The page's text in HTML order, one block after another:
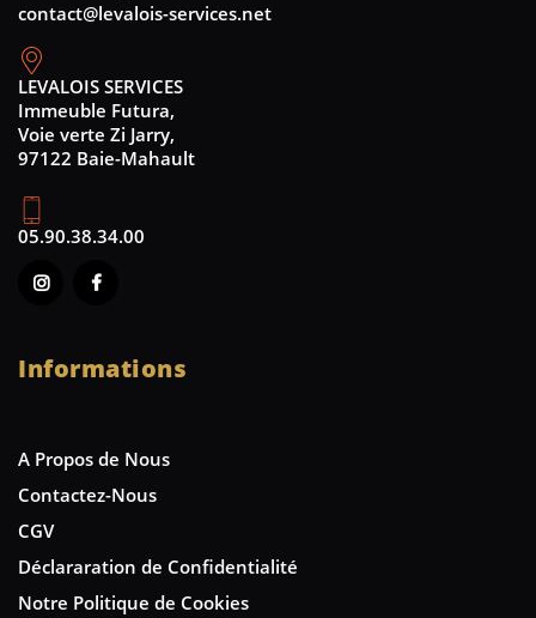
contact@levalois-services.net
LEVALOIS SERVICES
Immeuble Futura,
Voie verte Zi Jarry,
97122 Baie-Mahault
05.90.38.34.00
Informations
A Propos de Nous
Contactez-Nous
CGV
Déclararation de Confidentialité
Notre Politique de Cookies